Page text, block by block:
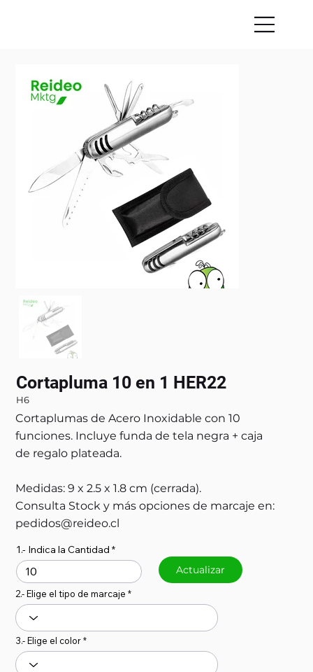
Cortapluma 10 en 1 HER22
H6
Cortaplumas de Acero Inoxidable con 10
funciones. Incluye funda de tela negra + caja
de regalo plateada.
Medidas: 9 x 2.5 x 1.8 cm (cerrada).
Consulta Stock y más opciones de marcaje en:
pedidos@reideo.cl
1.- Indica la Cantidad
Actualizar
2.- Elige el tipo de marcaje
3.- Elige el color